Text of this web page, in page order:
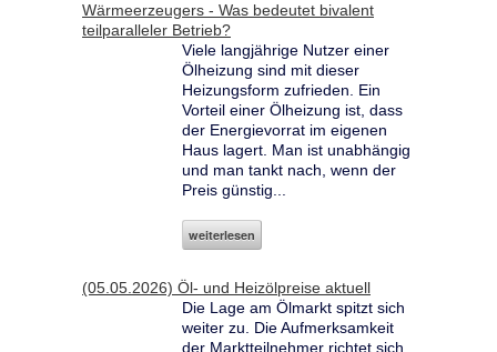
Wärmeerzeugers - Was bedeutet bivalent
teilparalleler Betrieb?
Viele langjährige Nutzer einer
Ölheizung sind mit dieser
Heizungsform zufrieden. Ein
Vorteil einer Ölheizung ist, dass
der Energievorrat im eigenen
Haus lagert. Man ist unabhängig
und man tankt nach, wenn der
Preis günstig...
weiterlesen
(05.05.2026) Öl- und Heizölpreise aktuell
Die Lage am Ölmarkt spitzt sich
weiter zu. Die Aufmerksamkeit
der Marktteilnehmer richtet sich